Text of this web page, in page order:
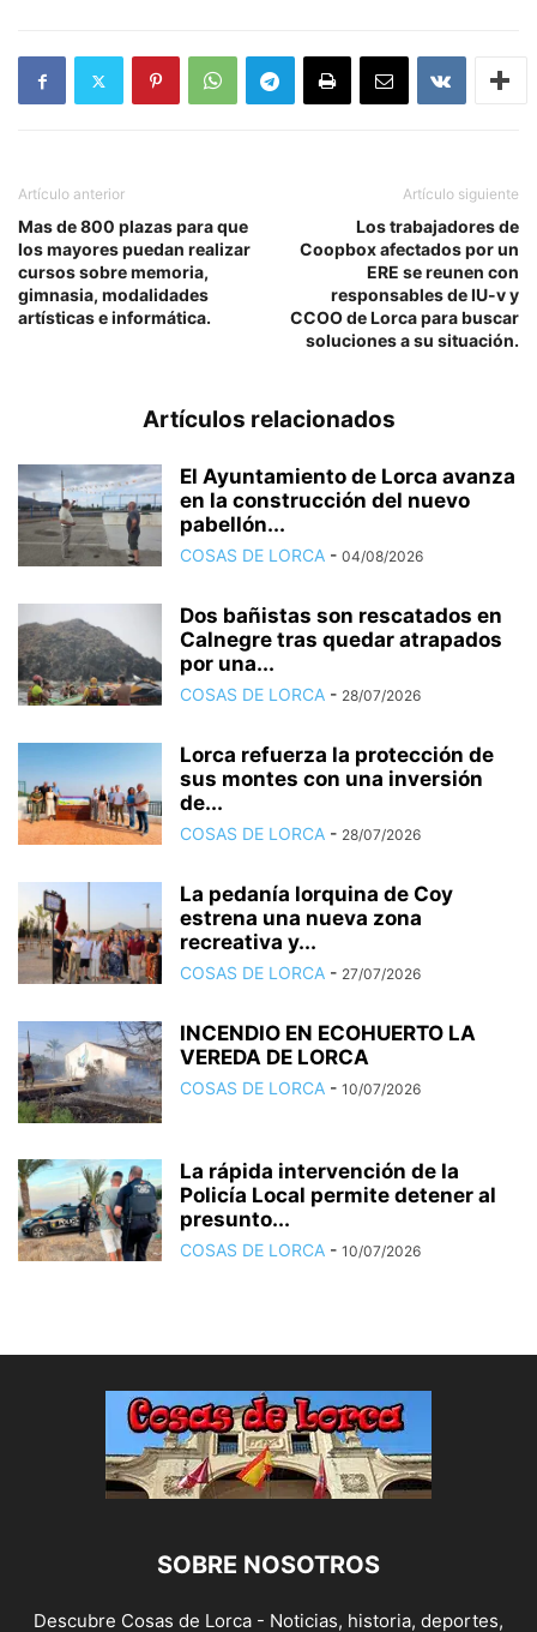
Artículo anterior
Mas de 800 plazas para que
los mayores puedan realizar
cursos sobre memoria,
gimnasia, modalidades
artísticas e informática.
Artículo siguiente
Los trabajadores de
Coopbox afectados por un
ERE se reunen con
responsables de IU-v y
CCOO de Lorca para buscar
soluciones a su situación.
Artículos relacionados
El Ayuntamiento de Lorca avanza
en la construcción del nuevo
pabellón...
COSAS DE LORCA - 04/08/2026
Dos bañistas son rescatados en
Calnegre tras quedar atrapados
por una...
COSAS DE LORCA - 28/07/2026
Lorca refuerza la protección de
sus montes con una inversión
de...
COSAS DE LORCA - 28/07/2026
La pedanía lorquina de Coy
estrena una nueva zona
recreativa y...
COSAS DE LORCA - 27/07/2026
INCENDIO EN ECOHUERTO LA
VEREDA DE LORCA
COSAS DE LORCA - 10/07/2026
La rápida intervención de la
Policía Local permite detener al
presunto...
COSAS DE LORCA - 10/07/2026
SOBRE NOSOTROS
Descubre Cosas de Lorca - Noticias, historia, deportes,